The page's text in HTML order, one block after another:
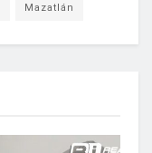
Mazatlán